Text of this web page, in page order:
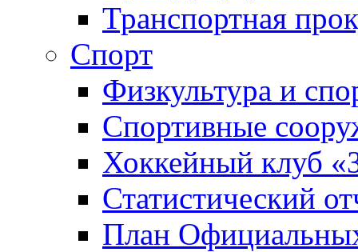
Транспортная
Спорт
Физкультура и
Спортивные
Хоккейный клуб
Статистический
План